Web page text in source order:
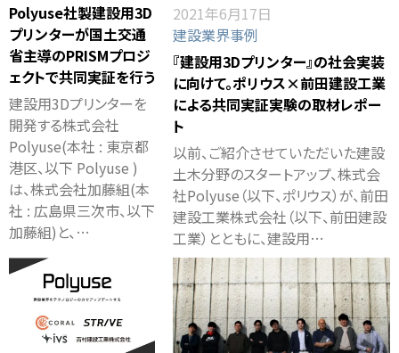
Polyuse社製建設用3D
プリンターが国土交通
省主導のPRISMプロジ
ェクトで共同実証を行う
建設用3Dプリンターを
開発する株式会社
Polyuse(本社 : 東京都
港区、以下 Polyuse )
は、株式会社加藤組(本
社 : 広島県三次市、以下
加藤組)と、…
2021年6月17日
建設業界事例
『建設用3Dプリンター』の社会実装
に向けて。ポリウス×前田建設工業
による共同実証実験の取材レポー
ト
以前、ご紹介させていただいた建設
土木分野のスタートアップ、株式会
社Polyuse（以下、ポリウス）が、前田
建設工業株式会社（以下、前田建設
工業）とともに、建設用…